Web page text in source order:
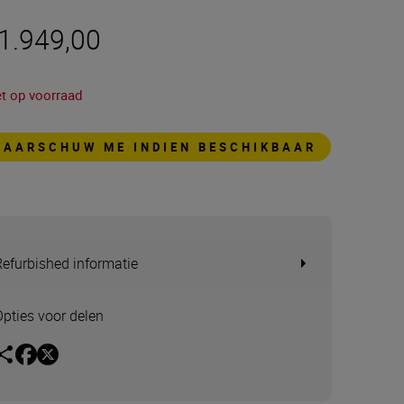
op voorraad
ME INDIEN BESCHIKBAAR
informatie
voor delen